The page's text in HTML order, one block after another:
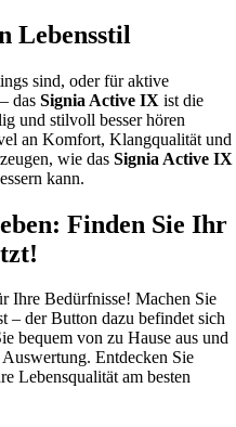
Lebensstil
sind, oder für aktive
das Signia Active IX ist die
und stilvoll besser hören
an Komfort, Klangqualität und
wie das Signia Active IX
kann.
Finden Sie Ihr
Ihre Bedürfnisse! Machen Sie
– der Button dazu befindet sich
bequem von zu Hause aus und
Entdecken Sie
Lebensqualität am besten